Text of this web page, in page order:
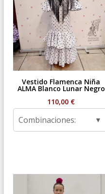
Vestido Flamenca Niña
ALMA Blanco Lunar Negro
110,00 €
Combinaciones: